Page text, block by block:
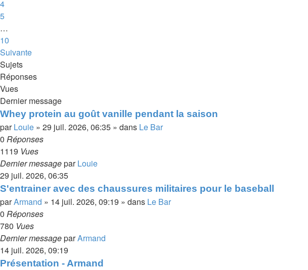
4
5
…
10
Suivante
Sujets
Réponses
Vues
Dernier message
Whey protein au goût vanille pendant la saison
parLouie » 29 juil. 2026, 06:35 » dans Le Bar
0 Réponses
1119 Vues
Dernier messageparLouie
29 juil. 2026, 06:35
S'entrainer avec des chaussures militaires pour le baseball
parArmand » 14 juil. 2026, 09:19 » dans Le Bar
0 Réponses
780 Vues
Dernier messageparArmand
14 juil. 2026, 09:19
Présentation - Armand